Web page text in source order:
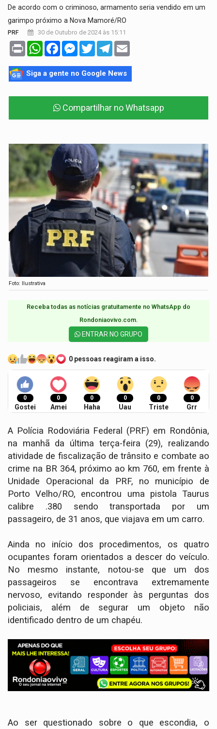
De acordo com o criminoso, armamento seria vendido em um
garimpo próximo a Nova Mamoré/RO
PRF 30 de Outubro de 2024 às 15:11
Print WhatsAppFacebookMessenger
TwitterTelegram
Siga a gente no Google News
Compartilhar no Whatsapp
Foto: Ilustrativa
Receba todas as notícias gratuitamente no WhatsApp do
Rondoniaovivo.com.​
ENTRAR NO GRUPO
0 pessoas reagiram a isso.
0
Gostei
0
Amei
0
Haha
0
Uau
0
Triste
0
Grr
A Polícia Rodoviária Federal (PRF) em Rondônia,
na manhã da última terça-feira (29), realizando
atividade de fiscalização de trânsito e combate ao
crime na BR 364, próximo ao km 760, em frente à
Unidade Operacional da PRF, no município de
Porto Velho/RO, encontrou uma pistola Taurus
calibre .380 sendo transportada por um
passageiro, de 31 anos, que viajava em um carro.
Ainda no início dos procedimentos, os quatro
ocupantes foram orientados a descer do veículo.
No mesmo instante, notou-se que um dos
passageiros se encontrava extremamente
nervoso, evitando responder às perguntas dos
policiais, além de segurar um objeto não
identificado dentro de um chapéu.
Ao ser questionado sobre o que escondia, o